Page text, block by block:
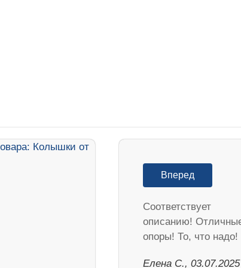
Вперед
Соответствует
описанию!
опоры! То, что надо!
Елена С., 03.07.2025